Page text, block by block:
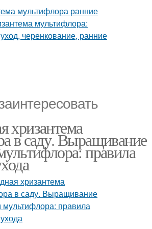
хризантема
в саду. Выращивание
правила